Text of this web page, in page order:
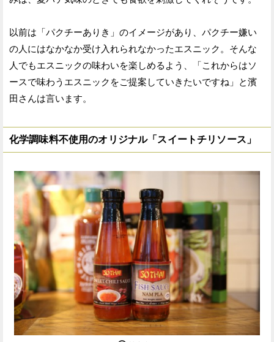
以前は「パクチーありき」のイメージがあり、パクチー嫌い
の人にはなかなか受け入れられなかったエスニック。そんな
人でもエスニックの味わいを楽しめるよう、「これからはソ
ースで味わうエスニックをご提案していきたいですね」と濱
田さんは言います。
化学調味料不使用のオリジナル「スイートチリソース」